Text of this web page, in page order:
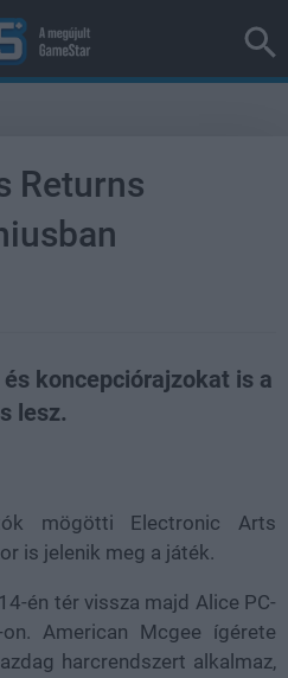
Returns
koncepciórajzokat is a
lesz.
mögötti Electronic Arts
is jelenik meg a játék.
én tér vissza majd Alice PC-
American Mcgee ígérete
harcrendszert alkalmaz,